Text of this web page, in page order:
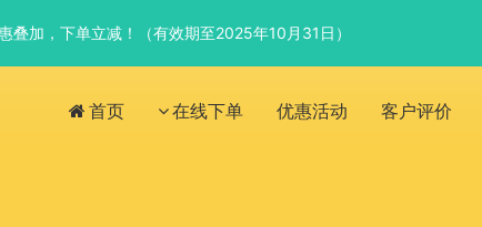
首页 在线下单 优惠活动 客户评价
加，下单立减！（有效期至2025年10月31日）